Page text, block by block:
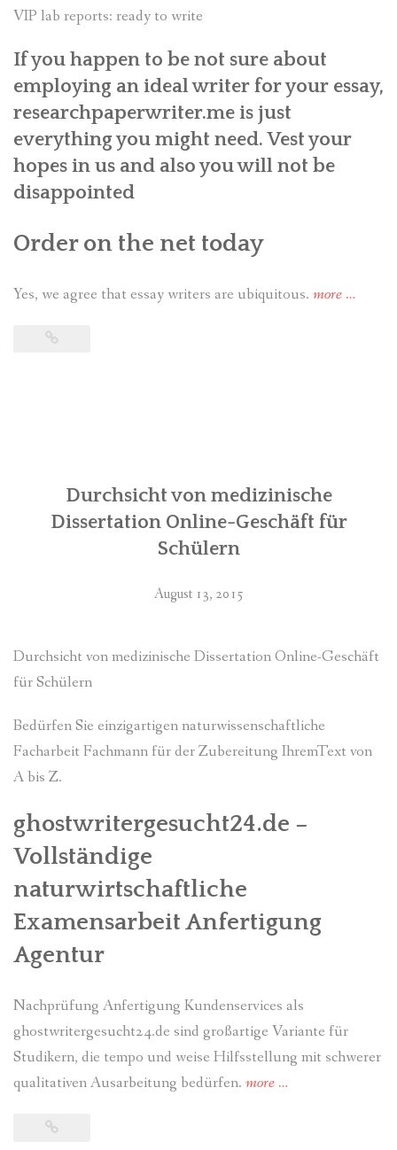
VIP lab reports: ready to write
If you happen to be not sure about
employing an ideal writer for your essay,
researchpaperwriter.me is just
everything you might need. Vest your
hopes in us and also you will not be
disappointed
Order on the net today
Yes, we agree that essay writers are ubiquitous. more “VIP
…
Durchsicht von medizinische
Dissertation Online-Geschäft für
Schülern
August 13, 2015
Durchsicht von medizinische Dissertation Online-Geschäft
für Schülern
Bedürfen Sie einzigartigen naturwissenschaftliche
Facharbeit Fachmann für der Zubereitung IhremText von
A bis Z.
ghostwritergesucht24.de –
Vollständige
naturwirtschaftliche
Examensarbeit Anfertigung
Agentur
Nachprüfung Anfertigung Kundenservices als
ghostwritergesucht24.de sind großartige Variante für
Studikern, die tempo und weise Hilfsstellung mit schwerer
qualitativen Ausarbeitung bedürfen. more “Durchsicht
…